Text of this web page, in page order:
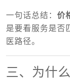
一句话总结： 价
是要看服务是否
医路径。
三、为什